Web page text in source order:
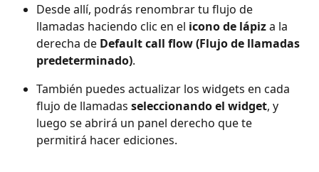
Desde allí, podrás renombrar tu flujo de
llamadas haciendo clic en el icono de lápiz a la
derecha de Default call flow (Flujo de llamadas
predeterminado).
También puedes actualizar los widgets en cada
flujo de llamadas seleccionando el widget, y
luego se abrirá un panel derecho que te
permitirá hacer ediciones.